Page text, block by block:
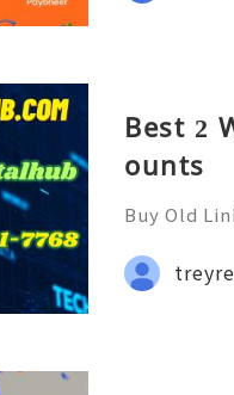
Best 2
ounts
Buy Old
ide 2026)
rt